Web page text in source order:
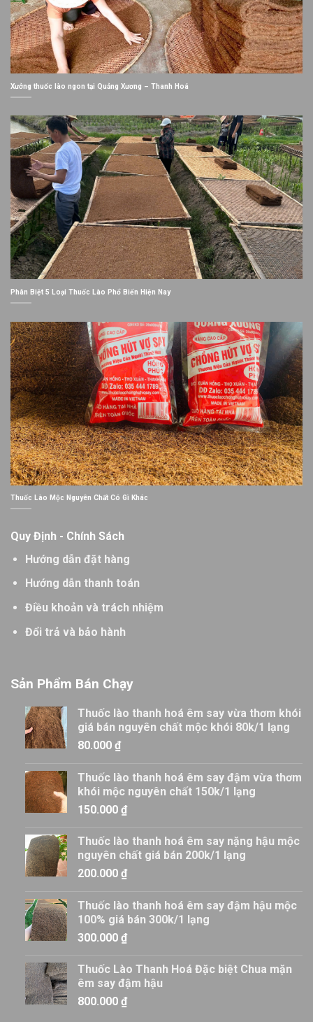
Sản Phẩm Bán Chạy
Thuốc lào thanh hoá êm say vừa thơm khói
giá bán nguyên chất mộc khói 80k/1 lạng
80.000 ₫
Thuốc lào thanh hoá êm say đậm vừa thơm
khói mộc nguyên chất 150k/1 lạng
150.000 ₫
Thuốc lào thanh hoá êm say nặng hậu mộc
nguyên chất giá bán 200k/1 lạng
200.000 ₫
Thuốc lào thanh hoá êm say đậm hậu mộc
100% giá bán 300k/1 lạng
300.000 ₫
Thuốc Lào Thanh Hoá Đặc biệt Chua mặn
êm say đậm hậu
800.000 ₫
Xưởng thuốc lào ngon tại Quảng Xương – Thanh Hoá
Phân Biệt 5 Loại Thuốc Lào Phổ Biến Hiện Nay
Thuốc Lào Mộc Nguyên Chất Có Gì Khác
Quy Định - Chính Sách
Hướng dẫn đặt hàng
Hướng dẫn thanh toán
Điều khoản và trách nhiệm
Đổi trả và bảo hành